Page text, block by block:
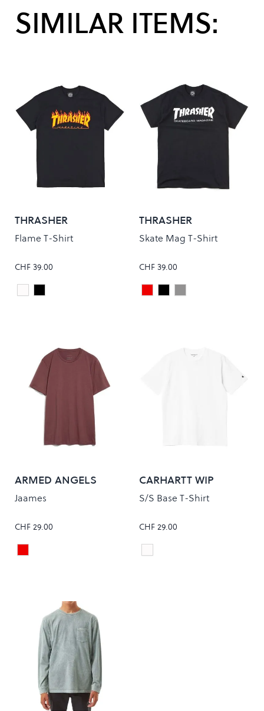
SIMILAR ITEMS:
THRASHER
Flame T-Shirt
CHF 39.00
Colour
WhiteBlack
THRASHER
Skate Mag T-Shirt
CHF 39.00
Colour
Maroon
BlackGrey
ARMED ANGELS
Jaames
CHF 29.00
Colour
Sable Red
CARHARTT WIP
S/S Base T-Shirt
CHF 29.00
Colour
White/Black